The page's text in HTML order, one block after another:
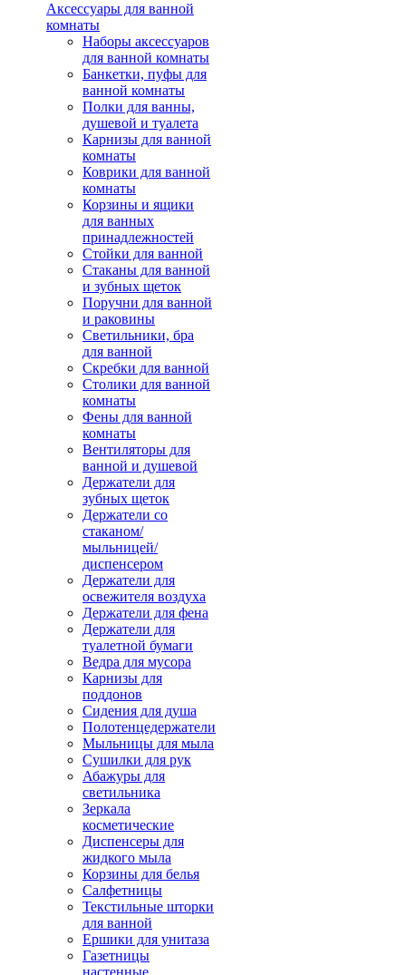
Аксессуары для ванной
комнаты
Наборы аксессуаров
для ванной комнаты
Банкетки, пуфы для
ванной комнаты
Полки для ванны,
душевой и туалета
Карнизы для ванной
комнаты
Коврики для ванной
комнаты
Корзины и ящики
для ванных
принадлежностей
Стойки для ванной
Стаканы для ванной
и зубных щеток
Поручни для ванной
и раковины
Светильники, бра
для ванной
Скребки для ванной
Столики для ванной
комнаты
Фены для ванной
комнаты
Вентиляторы для
ванной и душевой
Держатели для
зубных щеток
Держатели со
стаканом/
мыльницей/
диспенсером
Держатели для
освежителя воздуха
Держатели для фена
Держатели для
туалетной бумаги
Ведра для мусора
Карнизы для
поддонов
Сидения для душа
Полотенцедержатели
Мыльницы для мыла
Сушилки для рук
Абажуры для
светильника
Зеркала
косметические
Диспенсеры для
жидкого мыла
Корзины для белья
Салфетницы
Текстильные шторки
для ванной
Ершики для унитаза
Газетницы
настенные